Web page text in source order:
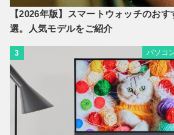
【2026年版】スマートウォッチのお
選。人気モデルをご紹介
3 パソコ